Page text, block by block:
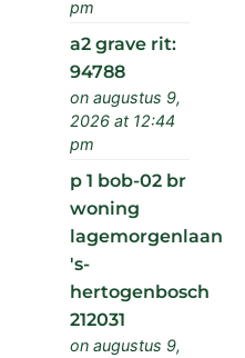
pm
a2 grave rit:
94788
on augustus 9,
2026 at 12:44
pm
p 1 bob-02 br
woning
lagemorgenlaan
's-
hertogenbosch
212031
on augustus 9,